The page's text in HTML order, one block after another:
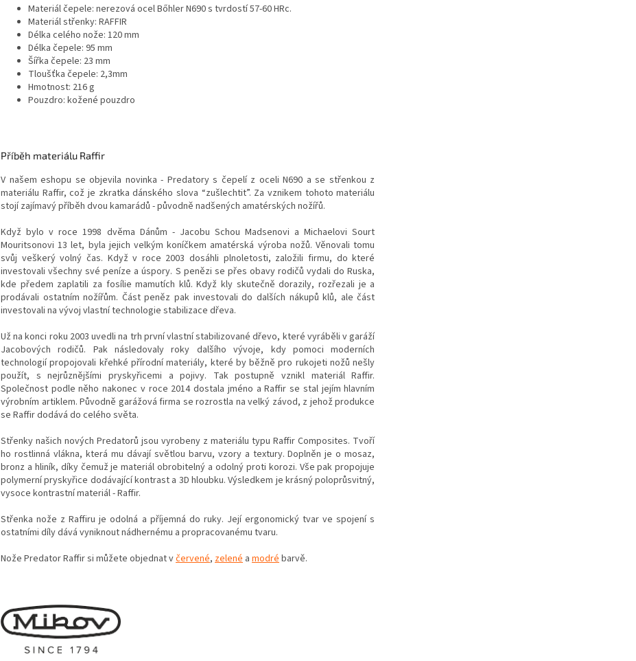
Materiál čepele: nerezová ocel Bőhler N690 s tvrdostí 57-60 HRc.
Materiál střenky: RAFFIR
Délka celého nože: 120 mm
Délka čepele: 95 mm
Šířka čepele: 23 mm
Tloušťka čepele: 2,3mm
Hmotnost: 216 g
Pouzdro: kožené pouzdro
Příběh materiálu Raffir
V našem eshopu se objevila novinka - Predatory s čepelí z oceli N690 a se střenkou z
materiálu Raffir, což je zkratka dánského slova “zušlechtit”. Za vznikem tohoto materiálu
stojí zajímavý příběh dvou kamarádů - původně nadšených amatérských nožířů.
Když bylo v roce 1998 dvěma Dánům - Jacobu Schou Madsenovi a Michaelovi Sourt
Mouritsonovi 13 let, byla jejich velkým koníčkem amatérská výroba nožů. Věnovali tomu
svůj veškerý volný čas. Když v roce 2003 dosáhli plnoletosti, založili firmu, do které
investovali všechny své peníze a úspory. S penězi se přes obavy rodičů vydali do Ruska,
kde předem zaplatili za fosílie mamutích klů. Když kly skutečně dorazily, rozřezali je a
prodávali ostatním nožířům. Část peněz pak investovali do dalších nákupů klů, ale část
investovali na vývoj vlastní technologie stabilizace dřeva.
Už na konci roku 2003 uvedli na trh první vlastní stabilizované dřevo, které vyráběli v garáží
Jacobových rodičů. Pak následovaly roky dalšího vývoje, kdy pomoci moderních
technologií propojovali křehké přírodní materiály, které by běžně pro rukojeti nožů nešly
použít, s nejrůznějšími pryskyřicemi a pojivy. Tak postupně vznikl materiál Raffir.
Společnost podle něho nakonec v roce 2014 dostala jméno a Raffir se stal jejím hlavním
výrobním artiklem. Původně garážová firma se rozrostla na velký závod, z jehož produkce
se Raffir dodává do celého světa.
Střenky našich nových Predatorů jsou vyrobeny z materiálu typu Raffir Composites. Tvoří
ho rostlinná vlákna, která mu dávají světlou barvu, vzory a textury. Doplněn je o mosaz,
bronz a hliník, díky čemuž je materiál obrobitelný a odolný proti korozi. Vše pak propojuje
polymerní pryskyřice dodávající kontrast a 3D hloubku. Výsledkem je krásný poloprůsvitný,
vysoce kontrastní materiál - Raffir.
Střenka nože z Raffiru je odolná a příjemná do ruky. Její ergonomický tvar ve spojení s
ostatními díly dává vyniknout nádhernému a propracovanému tvaru.
Nože Predator Raffir si můžete objednat včervené, zelené a modré barvě.